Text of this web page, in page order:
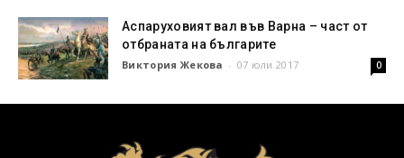
Аспаруховият вал във Варна – част от
отбраната на българите
Виктория Жекова - 07 юли 2017 0